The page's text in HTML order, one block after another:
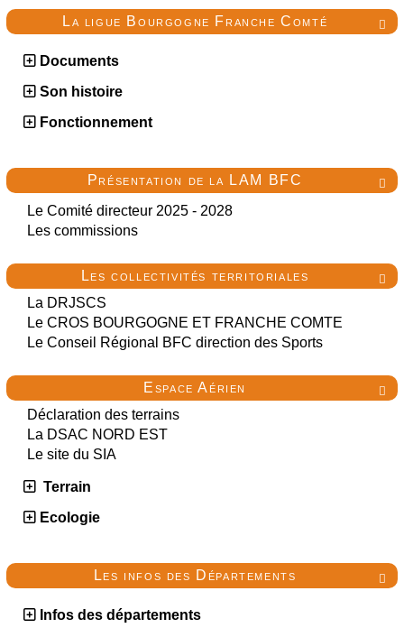

La ligue Bourgogne Franche Comté
Documents
Son histoire
Fonctionnement

Présentation de la LAM BFC
Le Comité directeur 2025 - 2028
Les commissions

Les collectivités territoriales
La DRJSCS
Le CROS BOURGOGNE ET FRANCHE COMTE
Le Conseil Régional BFC direction des Sports

Espace Aérien
Déclaration des terrains
La DSAC NORD EST
Le site du SIA
Terrain
Ecologie

Les infos des Départements
Infos des départements